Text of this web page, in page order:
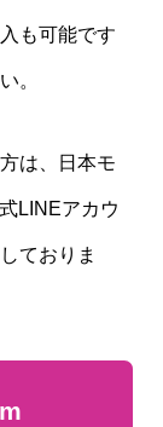
も可能です
。
は、日本モ
LINEアカウ
ておりま